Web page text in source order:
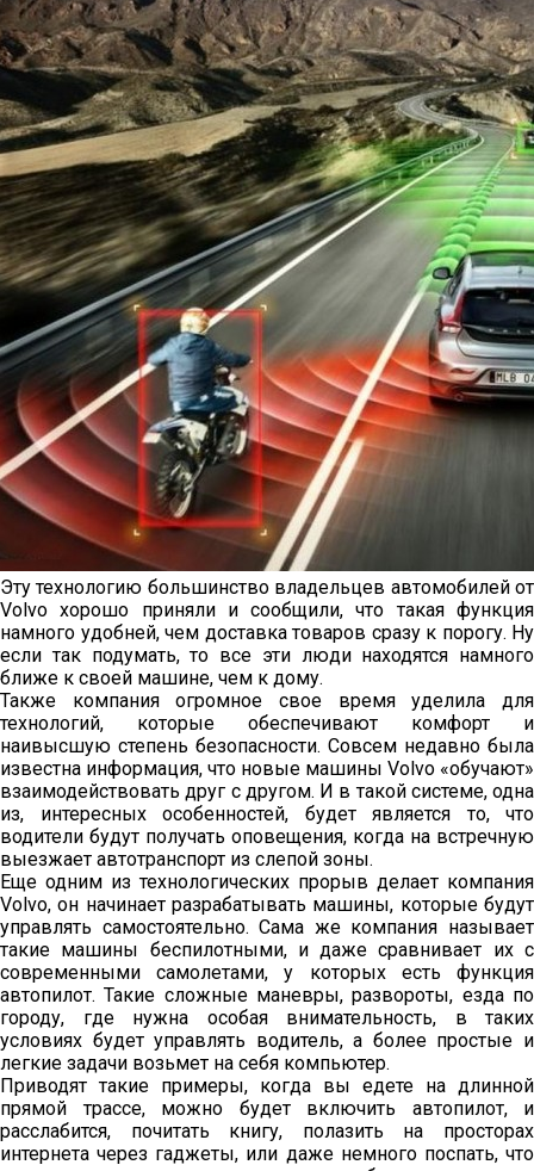
Эту технологию большинство владельцев автомобилей от
Volvo хорошо приняли и сообщили, что такая функция
намного удобней, чем доставка товаров сразу к порогу. Ну
если так подумать, то все эти люди находятся намного
ближе к своей машине, чем к дому.
Также компания огромное свое время уделила для
технологий, которые обеспечивают комфорт и
наивысшую степень безопасности. Совсем недавно была
известна информация, что новые машины Volvo «обучают»
взаимодействовать друг с другом. И в такой системе, одна
из, интересных особенностей, будет является то, что
водители будут получать оповещения, когда на встречную
выезжает автотранспорт из слепой зоны.
Еще одним из технологических прорыв делает компания
Volvo, он начинает разрабатывать машины, которые будут
управлять самостоятельно. Сама же компания называет
такие машины беспилотными, и даже сравнивает их с
современными самолетами, у которых есть функция
автопилот. Такие сложные маневры, развороты, езда по
городу, где нужна особая внимательность, в таких
условиях будет управлять водитель, а более простые и
легкие задачи возьмет на себя компьютер.
Приводят такие примеры, когда вы едете на длинной
прямой трассе, можно будет включить автопилот, и
расслабится, почитать книгу, полазить на просторах
интернета через гаджеты, или даже немного поспать, что